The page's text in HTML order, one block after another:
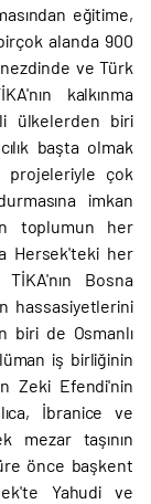
eğitime,
alanda 900
ve Türk
kalkınma
ülkelerden biri
başta olmak
projeleriyle çok
imkan
toplumun her
Hersek'teki her
Bosna
hassasiyetlerini
biri de Osmanlı
iş birliğinin
Zeki Efendi'nin
İbranice ve
mezar taşının
önce başkent
Yahudi ve